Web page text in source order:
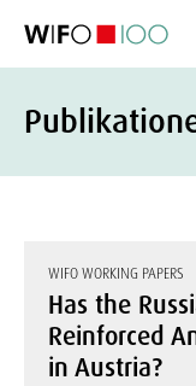
WIFO WORKING PAPERS
Has the
Reinforced
in Austria?